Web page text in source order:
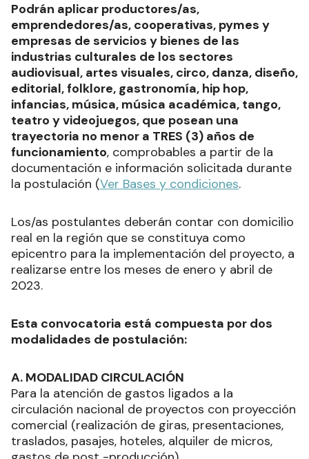
Podrán aplicar productores/as,
emprendedores/as, cooperativas, pymes y
empresas de servicios y bienes de las
industrias culturales de los sectores
audiovisual, artes visuales, circo, danza, diseño,
editorial, folklore, gastronomía, hip hop,
infancias, música, música académica, tango,
teatro y videojuegos, que posean una
trayectoria no menor a TRES (3) años de
funcionamiento, comprobables a partir de la
documentación e información solicitada durante
la postulación (Ver Bases y condiciones.
Los/as postulantes deberán contar con domicilio
real en la región que se constituya como
epicentro para la implementación del proyecto, a
realizarse entre los meses de enero y abril de
2023.
Esta convocatoria está compuesta por dos
modalidades de postulación:
A. MODALIDAD CIRCULACIÓN
Para la atención de gastos ligados a la
circulación nacional de proyectos con proyección
comercial (realización de giras, presentaciones,
traslados, pasajes, hoteles, alquiler de micros,